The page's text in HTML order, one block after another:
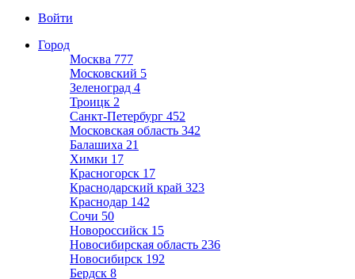
Войти
Город
Москва 777
Московский 5
Зеленоград 4
Троицк 2
Санкт-Петербург 452
Московская область 342
Балашиха 21
Химки 17
Красногорск 17
Краснодарский край 323
Краснодар 142
Сочи 50
Новороссийск 15
Новосибирская область 236
Новосибирск 192
Бердск 8